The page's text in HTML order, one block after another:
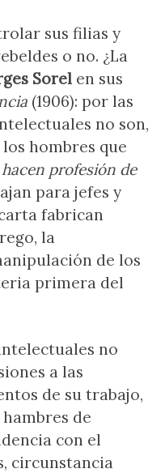
sus filias y
o no. ¿La
Sorel en sus
(1906): por las
no son,
hombres que
hacen profesión de
para jefes y
fabrican
la
de los
primera del
no
a las
de su trabajo,
de
con el
circunstancia